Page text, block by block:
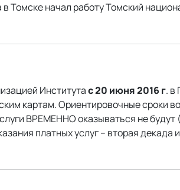
в Томске начал работу Томский
Институтас 20 июня 2016 г. в
картам. Ориентировочные сроки
ВРЕМЕННО оказываться не
платных услуг – вторая декада